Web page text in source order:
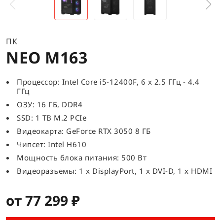
ПК
NEO M163
Процессор: Intel Core i5-12400F, 6 x 2.5 ГГц - 4.4
ГГц
ОЗУ: 16 ГБ, DDR4
SSD: 1 TB M.2 PCIe
Видеокарта: GeForce RTX 3050 8 ГБ
Чипсет: Intel H610
Мощность блока питания: 500 Вт
Видеоразъемы: 1 x DisplayPort, 1 x DVI-D, 1 x HDMI
от 77 299 ₽